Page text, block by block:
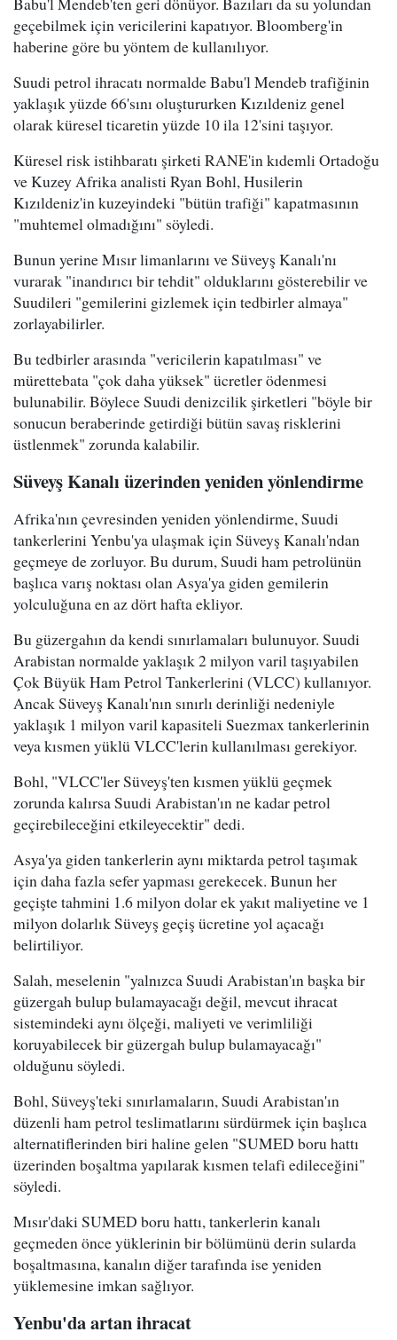
geçebilmek için vericilerini kapatıyor. Bloomberg'in
haberine göre bu yöntem de kullanılıyor.
Suudi petrol ihracatı normalde Babu'l Mendeb trafiğinin
yaklaşık yüzde 66'sını oluştururken Kızıldeniz genel
olarak küresel ticaretin yüzde 10 ila 12'sini taşıyor.
Küresel risk istihbaratı şirketi RANE'in kıdemli Ortadoğu
ve Kuzey Afrika analisti Ryan Bohl, Husilerin
Kızıldeniz'in kuzeyindeki "bütün trafiği" kapatmasının
"muhtemel olmadığını" söyledi.
Bunun yerine Mısır limanlarını ve Süveyş Kanalı'nı
vurarak "inandırıcı bir tehdit" olduklarını gösterebilir ve
Suudileri "gemilerini gizlemek için tedbirler almaya"
zorlayabilirler.
Bu tedbirler arasında "vericilerin kapatılması" ve
mürettebata "çok daha yüksek" ücretler ödenmesi
bulunabilir. Böylece Suudi denizcilik şirketleri "böyle bir
sonucun beraberinde getirdiği bütün savaş risklerini
üstlenmek" zorunda kalabilir.
Süveyş Kanalı üzerinden yeniden yönlendirme
Afrika'nın çevresinden yeniden yönlendirme, Suudi
tankerlerini Yenbu'ya ulaşmak için Süveyş Kanalı'ndan
geçmeye de zorluyor. Bu durum, Suudi ham petrolünün
başlıca varış noktası olan Asya'ya giden gemilerin
yolculuğuna en az dört hafta ekliyor.
Bu güzergahın da kendi sınırlamaları bulunuyor. Suudi
Arabistan normalde yaklaşık 2 milyon varil taşıyabilen
Çok Büyük Ham Petrol Tankerlerini (VLCC) kullanıyor.
Ancak Süveyş Kanalı'nın sınırlı derinliği nedeniyle
yaklaşık 1 milyon varil kapasiteli Suezmax tankerlerinin
veya kısmen yüklü VLCC'lerin kullanılması gerekiyor.
Bohl, "VLCC'ler Süveyş'ten kısmen yüklü geçmek
zorunda kalırsa Suudi Arabistan'ın ne kadar petrol
geçirebileceğini etkileyecektir" dedi.
Asya'ya giden tankerlerin aynı miktarda petrol taşımak
için daha fazla sefer yapması gerekecek. Bunun her
geçişte tahmini 1.6 milyon dolar ek yakıt maliyetine ve 1
milyon dolarlık Süveyş geçiş ücretine yol açacağı
belirtiliyor.
Salah, meselenin "yalnızca Suudi Arabistan'ın başka bir
güzergah bulup bulamayacağı değil, mevcut ihracat
sistemindeki aynı ölçeği, maliyeti ve verimliliği
koruyabilecek bir güzergah bulup bulamayacağı"
olduğunu söyledi.
Bohl, Süveyş'teki sınırlamaların, Suudi Arabistan'ın
düzenli ham petrol teslimatlarını sürdürmek için başlıca
alternatiflerinden biri haline gelen "SUMED boru hattı
üzerinden boşaltma yapılarak kısmen telafi edileceğini"
söyledi.
Mısır'daki SUMED boru hattı, tankerlerin kanalı
geçmeden önce yüklerinin bir bölümünü derin sularda
boşaltmasına, kanalın diğer tarafında ise yeniden
yüklemesine imkan sağlıyor.
Yenbu'da artan ihracat